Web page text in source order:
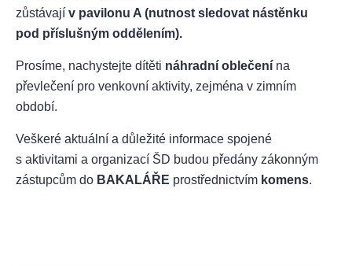
zůstávají v pavilonu A (nutnost sledovat nástěnku
pod příslušným oddělením).
Prosíme, nachystejte dítěti náhradní oblečení na
převlečení pro venkovní aktivity, zejména v zimním
období.
Veškeré aktuální a důležité informace spojené
s aktivitami a organizací ŠD budou předány zákonným
zástupcům do BAKALÁŘE prostřednictvím komens.